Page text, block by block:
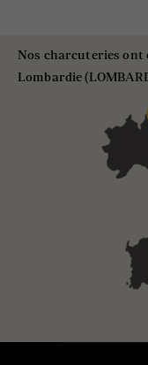
Nos charcuteries ont
Lombardie